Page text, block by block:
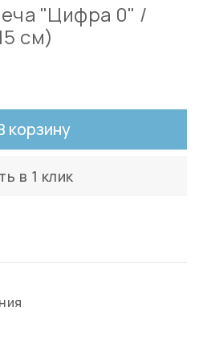
"Цифра 0" /
см)
корзину
в 1 клик